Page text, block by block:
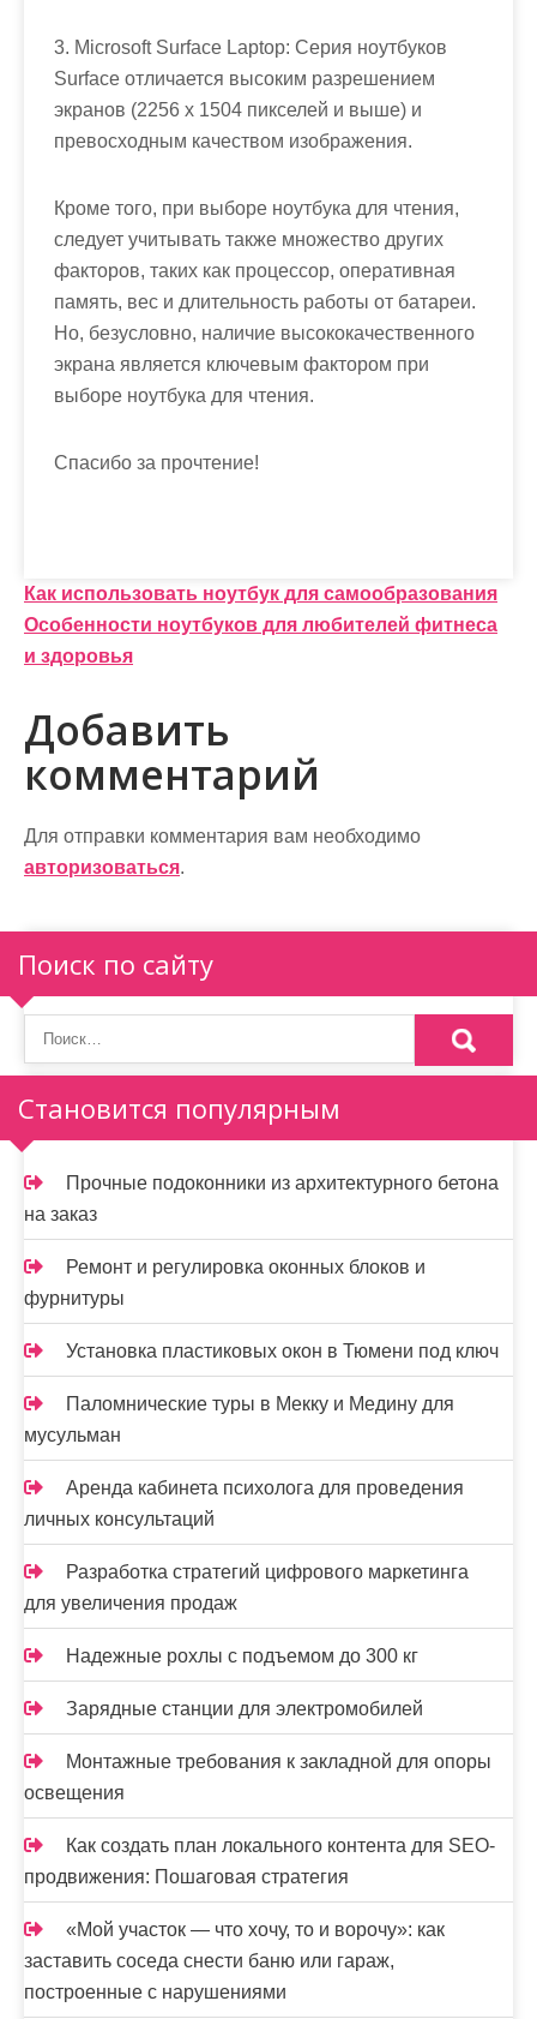
3. Microsoft Surface Laptop: Серия ноутбуков
Surface отличается высоким разрешением
экранов (2256 x 1504 пикселей и выше) и
превосходным качеством изображения.
Кроме того, при выборе ноутбука для чтения,
следует учитывать также множество других
факторов, таких как процессор, оперативная
память, вес и длительность работы от батареи.
Но, безусловно, наличие высококачественного
экрана является ключевым фактором при
выборе ноутбука для чтения.
Спасибо за прочтение!
Н
а
и
г
а
ц
я
п
о
з
а
п
и
с
я
м
Как использовать ноутбук для самообразования
Особенности ноутбуков для любителей фитнеса
и здоровья
Добавить
комментарий
Для отправки комментария вам необходимо
авторизоваться.
Поиск по сайту
Становится популярным
Прочные подоконники из архитектурного бетона
на заказ
Ремонт и регулировка оконных блоков и
фурнитуры
Установка пластиковых окон в Тюмени под ключ
Паломнические туры в Мекку и Медину для
мусульман
Аренда кабинета психолога для проведения
личных консультаций
Разработка стратегий цифрового маркетинга
для увеличения продаж
Надежные рохлы с подъемом до 300 кг
Зарядные станции для электромобилей
Монтажные требования к закладной для опоры
освещения
Как создать план локального контента для SEO-
продвижения: Пошаговая стратегия
«Мой участок — что хочу, то и ворочу»: как
заставить соседа снести баню или гараж,
построенные с нарушениями